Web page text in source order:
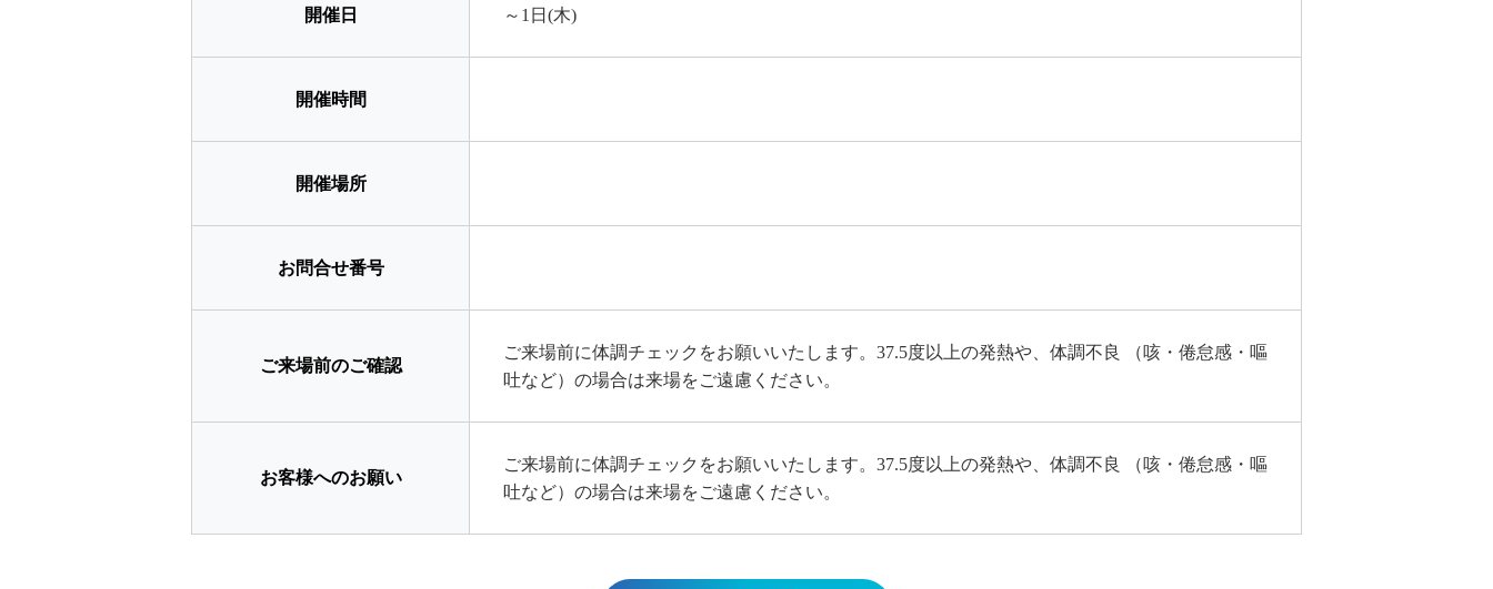
開催日 ～1日(木)
開催時間
開催場所
お問合せ番号
ご来場前のご確認
ご来場前に体調チェックをお願いいたします。37.5度以上の発熱や、体調不良 （咳・倦怠感・嘔
吐など）の場合は来場をご遠慮ください。
お客様へのお願い
ご来場前に体調チェックをお願いいたします。37.5度以上の発熱や、体調不良 （咳・倦怠感・嘔
吐など）の場合は来場をご遠慮ください。